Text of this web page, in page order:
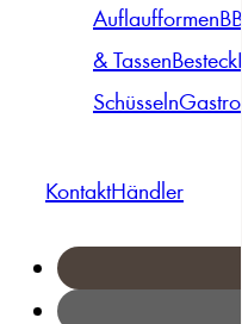
Auflaufformen
& TassenBesteck
SchüsselnGastro
KontaktHändler